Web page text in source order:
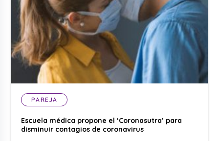
PAREJA
Escuela médica propone el ‘Coronasutra’ para
disminuir contagios de coronavirus